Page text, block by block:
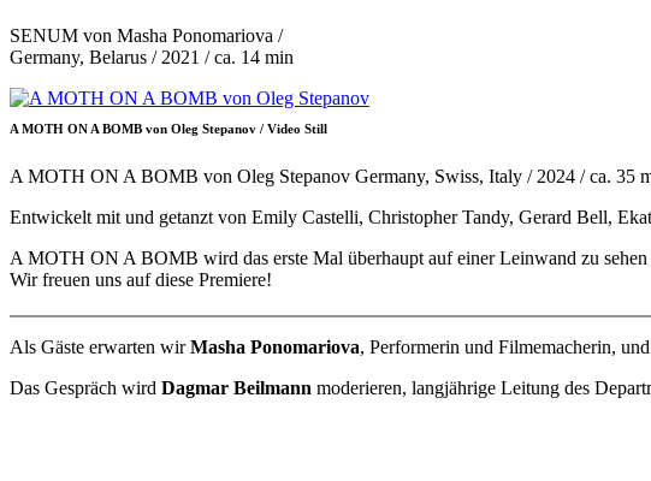
SENUM von Masha Ponomariova /
Germany, Belarus / 2021 / ca. 14 min
A MOTH ON A BOMB von Oleg Stepanov / Video Still
A MOTH ON A BOMB von Oleg Stepanov Germany, Swiss, Italy / 2024 / ca. 35
Entwickelt mit und getanzt von Emily Castelli, Christopher Tandy, Gerard Bell,
A MOTH ON A BOMB wird das erste Mal überhaupt auf einer Leinwand zu sehen
Wir freuen uns auf diese Premiere!
Als Gäste erwarten wirMasha Ponomariova, Performerin und Filmemacherin, und
Das Gespräch wird Dagmar Beilmann moderieren, langjährige Leitung des